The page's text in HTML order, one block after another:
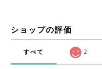
ショップの評価
すべて 2